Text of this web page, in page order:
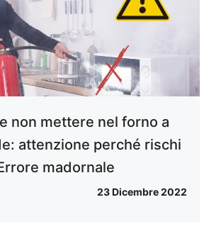
non mettere nel forno a
attenzione perché rischi
madornale
23 Dicembre 2022